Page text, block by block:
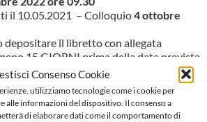
Consenso Cookie
utilizziamo tecnologie come i cookie per
alle informazioni del dispositivo. Il consenso a
di elaborare dati come il comportamento di
il 10.05.2021 – Colloquio4 ottobre
depositare il libretto con allegata
15 GIORNI prima della data prevista
giuridica e 1 deontologica